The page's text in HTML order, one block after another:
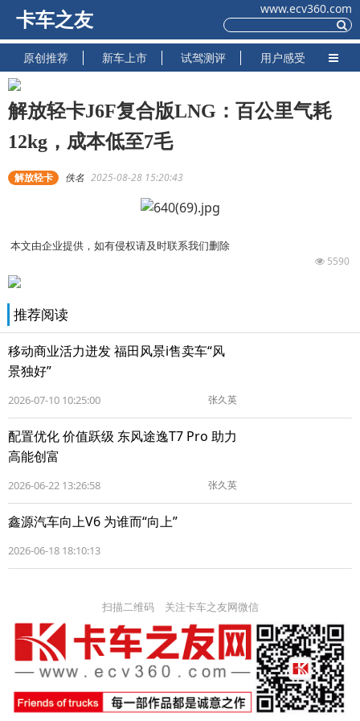
卡车之友
www.ecv360.com
原创推荐 新车上市 试驾测评 用户感受
解放轻卡J6F复合版LNG：百公里气耗
12kg，成本低至7毛
解放轻卡 佚名 2025-08-28 15:20:43
本文由企业提供，如有侵权请及时联系我们删除
5590
推荐阅读
移动商业活力迸发 福田风景i售卖车“风
景独好”
2026-07-10 10:25:00 张久英
配置优化 价值跃级 东风途逸T7 Pro 助力
高能创富
2026-06-22 13:26:58 张久英
鑫源汽车向上V6 为谁而“向上”
2026-06-18 18:10:13
扫描二维码 关注卡车之友网微信